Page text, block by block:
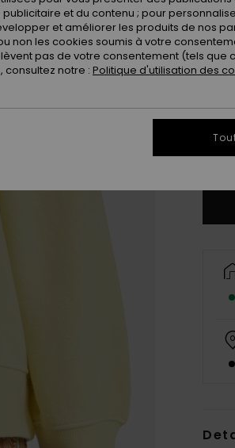
XS
et du contenu ; pour
et améliorer les produits de nos
non les cookies soumis à votre
pas de votre consentement (tels que
consultez notre : Politique d'utilisation des